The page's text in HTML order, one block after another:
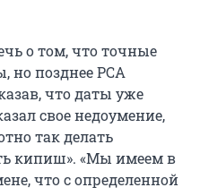
о том, что точные
но позднее РСА
что даты уже
свое недоумение,
так делать
кипиш». «Мы имеем в
что с определенной